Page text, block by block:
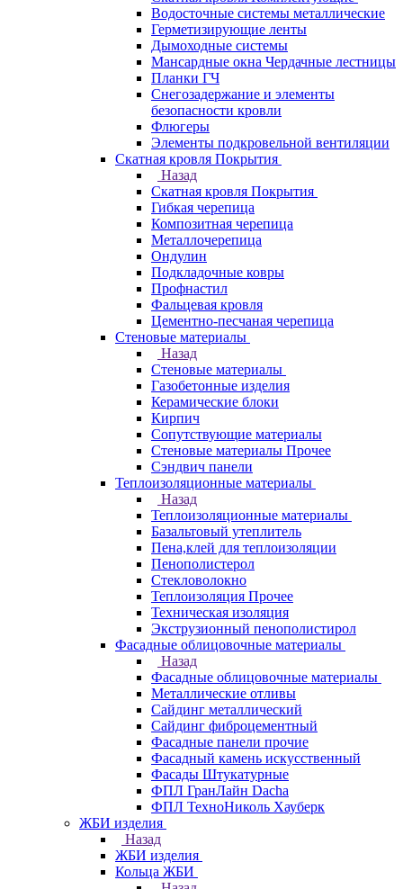
Водосточные системы металлические
Герметизирующие ленты
Дымоходные системы
Мансардные окна Чердачные лестницы
Планки ГЧ
Снегозадержание и элементы
безопасности кровли
Флюгеры
Элементы подкровельной вентиляции
Скатная кровля Покрытия
Назад
Скатная кровля Покрытия
Гибкая черепица
Композитная черепица
Металлочерепица
Ондулин
Подкладочные ковры
Профнастил
Фальцевая кровля
Цементно-песчаная черепица
Стеновые материалы
Назад
Стеновые материалы
Газобетонные изделия
Керамические блоки
Кирпич
Сопутствующие материалы
Стеновые материалы Прочее
Сэндвич панели
Теплоизоляционные материалы
Назад
Теплоизоляционные материалы
Базальтовый утеплитель
Пена,клей для теплоизоляции
Пенополистерол
Стекловолокно
Теплоизоляция Прочее
Техническая изоляция
Экструзионный пенополистирол
Фасадные облицовочные материалы
Назад
Фасадные облицовочные материалы
Металлические отливы
Сайдинг металлический
Сайдинг фиброцементный
Фасадные панели прочие
Фасадный камень искусственный
Фасады Штукатурные
ФПЛ ГранЛайн Dacha
ФПЛ ТехноНиколь Хауберк
ЖБИ изделия
Назад
ЖБИ изделия
Кольца ЖБИ